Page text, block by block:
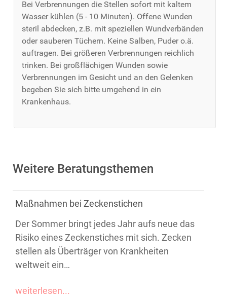
Bei Verbrennungen die Stellen sofort mit kaltem
Wasser kühlen (5 - 10 Minuten). Offene Wunden
steril abdecken, z.B. mit speziellen Wundverbänden
oder sauberen Tüchern. Keine Salben, Puder o.ä.
auftragen. Bei größeren Verbrennungen reichlich
trinken. Bei großflächigen Wunden sowie
Verbrennungen im Gesicht und an den Gelenken
begeben Sie sich bitte umgehend in ein
Krankenhaus.
Weitere Beratungsthemen
Maßnahmen bei Zeckenstichen
Der Sommer bringt jedes Jahr aufs neue das
Risiko eines Zeckenstiches mit sich. Zecken
stellen als Überträger von Krankheiten
weltweit ein…
weiterlesen...